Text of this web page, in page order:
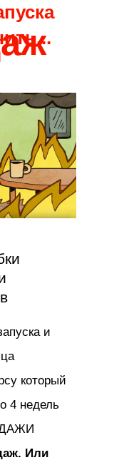
и
который
4 недель
Или